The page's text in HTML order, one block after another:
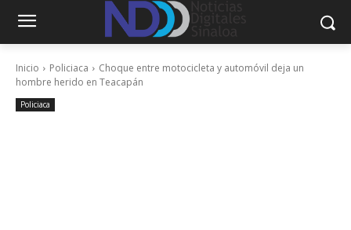
Inicio Policiaca
Choque entre motocicleta y automóvil deja un
hombre herido en Teacapán
Policiaca